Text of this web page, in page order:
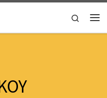
Search